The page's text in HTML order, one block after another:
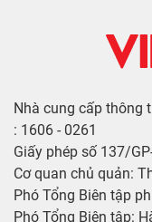
Nhà cung cấp thông
: 1606 - 0261
Giấy phép số 137/
Cơ quan chủ quản:
Phó Tổng Biên tập
Phó Tổng Biên tập: